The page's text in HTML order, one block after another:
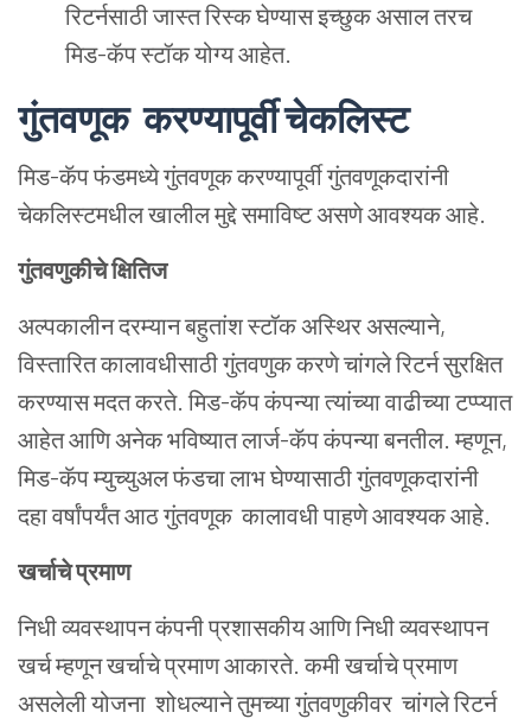
रिटर्नसाठी जास्त रिस्क घेण्यास इच्छुक असाल तरच
मिड-कॅप स्टॉक योग्य आहेत.
गुंतवणूक करण्यापूर्वी चेकलिस्ट
मिड-कॅप फंडमध्ये गुंतवणूक करण्यापूर्वी गुंतवणूकदारांनी
चेकलिस्टमधील खालील मुद्दे समाविष्ट असणे आवश्यक आहे.
गुंतवणुकीचे क्षितिज
अल्पकालीन दरम्यान बहुतांश स्टॉक अस्थिर असल्याने,
विस्तारित कालावधीसाठी गुंतवणुक करणे चांगले रिटर्न सुरक्षित
करण्यास मदत करते. मिड-कॅप कंपन्या त्यांच्या वाढीच्या टप्प्यात
आहेत आणि अनेक भविष्यात लार्ज-कॅप कंपन्या बनतील. म्हणून,
मिड-कॅप म्युच्युअल फंडचा लाभ घेण्यासाठी गुंतवणूकदारांनी
दहा वर्षांपर्यंत आठ गुंतवणूक कालावधी पाहणे आवश्यक आहे.
खर्चाचे प्रमाण
निधी व्यवस्थापन कंपनी प्रशासकीय आणि निधी व्यवस्थापन
खर्च म्हणून खर्चाचे प्रमाण आकारते. कमी खर्चाचे प्रमाण
असलेली योजना शोधल्याने तुमच्या गुंतवणुकीवर चांगले रिटर्न